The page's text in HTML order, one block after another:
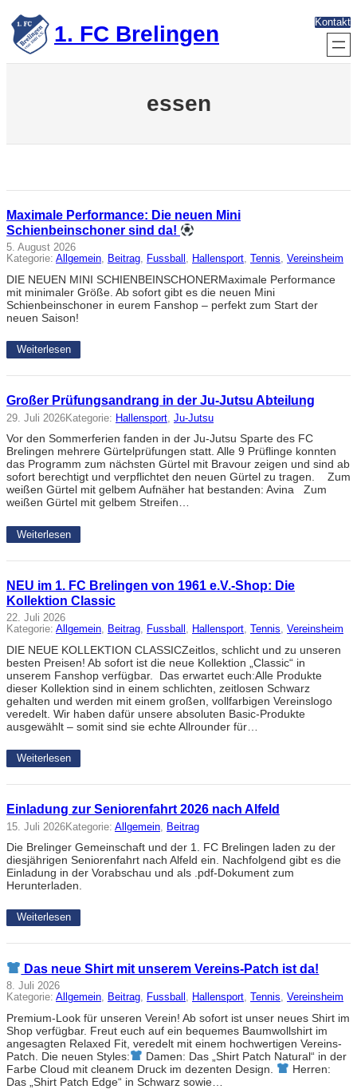
Zum
Inhalt
springen 1. FC Brelingen Kontakt
essen
Maximale Performance: Die neuen Mini
Schienbeinschoner sind da!
5. August 2026
Kategorie: Allgemein, Beitrag, Fussball , Hallensport, Tennis, Vereinsheim
DIE NEUEN MINI SCHIENBEINSCHONERMaximale Performance
mit minimaler Größe. Ab sofort gibt es die neuen Mini
Schienbeinschoner in eurem Fanshop – perfekt zum Start der
neuen Saison!
Weiterlesen
Großer Prüfungsandrang in der Ju-Jutsu Abteilung
29. Juli 2026Kategorie: Hallensport Ju-Jutsu
Vor den Sommerferien fanden in der Ju-Jutsu Sparte des FC
Brelingen mehrere Gürtelprüfungen statt. Alle 9 Prüflinge konnten
das Programm zum nächsten Gürtel mit Bravour zeigen und sind ab
sofort berechtigt und verpflichtet den neuen Gürtel zu tragen. Zum
weißen Gürtel mit gelbem Aufnäher hat bestanden: Avina Zum
weißen Gürtel mit gelbem Streifen…
Weiterlesen
NEU im 1. FC Brelingen von 1961 e.V.-Shop: Die
Kollektion Classic
22. Juli 2026
Kategorie: Allgemein, Beitrag, Fussball , Hallensport, Tennis, Vereinsheim
DIE NEUE KOLLEKTION CLASSICZeitlos, schlicht und zu unseren
besten Preisen! Ab sofort ist die neue Kollektion „Classic“ in
unserem Fanshop verfügbar. Das erwartet euch:Alle Produkte
dieser Kollektion sind in einem schlichten, zeitlosen Schwarz
gehalten und werden mit einem großen, vollfarbigen Vereinslogo
veredelt. Wir haben dafür unsere absoluten Basic-Produkte
ausgewählt – somit sind sie echte Allrounder für…
Weiterlesen
Einladung zur Seniorenfahrt 2026 nach Alfeld
15. Juli 2026Kategorie: Allgemein Beitrag
Die Brelinger Gemeinschaft und der 1. FC Brelingen laden zu der
diesjährigen Seniorenfahrt nach Alfeld ein. Nachfolgend gibt es die
Einladung in der Vorabschau und als .pdf-Dokument zum
Herunterladen.
Weiterlesen
Das neue Shirt mit unserem Vereins-Patch ist da!
8. Juli 2026
Kategorie: Allgemein, Beitrag, Fussball , Hallensport, Tennis, Vereinsheim
Premium-Look für unseren Verein! Ab sofort ist unser neues Shirt im
Shop verfügbar. Freut euch auf ein bequemes Baumwollshirt im
angesagten Relaxed Fit, veredelt mit einem hochwertigen Vereins-
Patch. Die neuen Styles:
Damen: Das „Shirt Patch Natural“ in der
Farbe Cloud mit cleanem Druck im dezenten Design.
Herren:
Das „Shirt Patch Edge“ in Schwarz sowie…